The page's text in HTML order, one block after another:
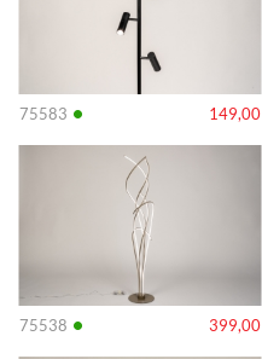
75583 • 149,00
75538 • 399,00
Info